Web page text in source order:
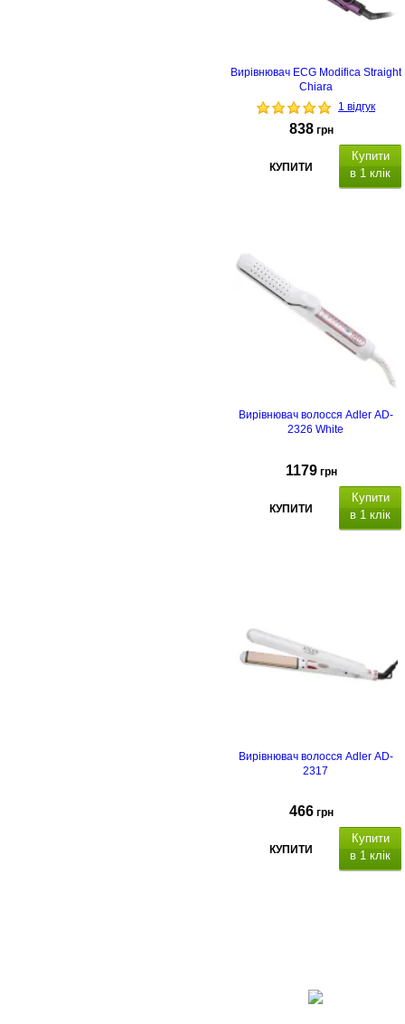
Вирівнювач ECG Modifica Straight
Chiara
1 відгук
838 грн
КУПИТИ
Купити
в 1 клік
Вирівнювач волосся Adler AD-
2326 White
1179 грн
КУПИТИ
Купити
в 1 клік
Airflow
Вирівнювач волосся Adler AD-
2317
466 грн
КУПИТИ
Купити
в 1 клік